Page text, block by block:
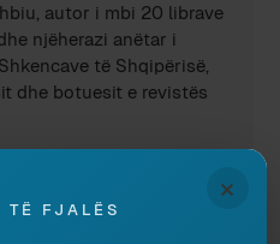
autor i mbi 20 librave
njëherazi anëtar i
të Shqipërisë,
dhe botuesit e revistës
×
TË FJALËS